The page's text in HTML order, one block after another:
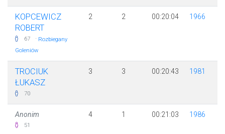
KOPCEWICZ
ROBERT
67 · Rozbiegany
Goleniów
2 2 00:20:04 1966
TROCIUK
ŁUKASZ
70
3 3 00:20:43 1981
Anonim
51
4 1 00:21:03 1986